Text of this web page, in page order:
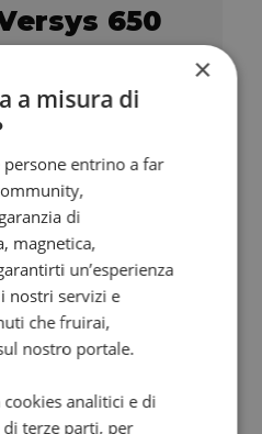
650
×
a misura di
entrino a far
di
magnetica,
un’esperienza
nostri servizi e
che fruirai,
nostro portale.
analitici e di
terze parti, per